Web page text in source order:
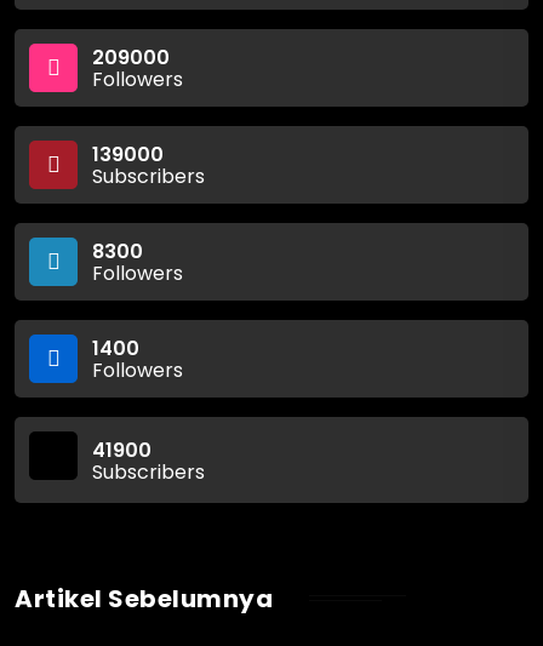
209000
Followers
139000
Subscribers
8300
Followers
1400
Followers
41900
Subscribers
Artikel Sebelumnya